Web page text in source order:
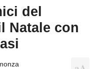
del
Natale con